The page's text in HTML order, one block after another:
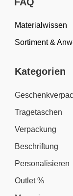
Materialwissen
Sortiment &
Kategorien
Tragetaschen
Verpackung
Beschriftung
Personalisieren
Outlet %